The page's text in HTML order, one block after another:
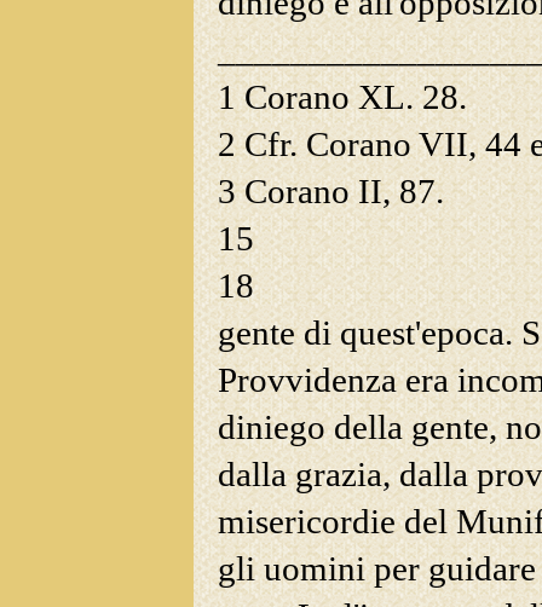
1Corano XL. 28.
2Cfr. Corano VII, 44
3Corano II, 87.
15
18
gente di quest'epoca.
Provvidenza era
diniego della gente,
dalla grazia, dalla
misericordie del
gli uomini per guidare